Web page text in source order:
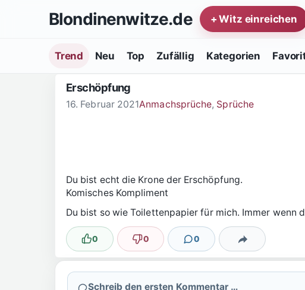
Zum Inhalt springenBlondinenwitze.de + Witz einreichen
Trend Neu Top Zufällig Kategorien
Erschöpfung
16. Februar 2021Anmachsprüche, Sprüche
Du bist echt die Krone der Erschöpfung.
Komisches Kompliment
Du bist so wie Toilettenpapier für mich. Immer wenn
Lustig
0 Nicht lustig
0 0
KommentareTeilen
Schreib den ersten Kommentar …